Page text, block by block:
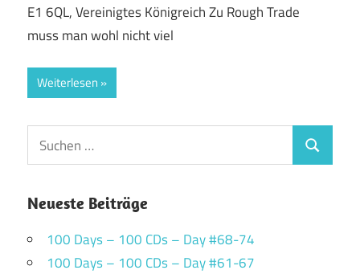
E1 6QL, Vereinigtes Königreich Zu Rough Trade
muss man wohl nicht viel
Weiterlesen
Suchen
nach:
Suchen
Neueste Beiträge
100 Days – 100 CDs – Day #68-74
100 Days – 100 CDs – Day #61-67